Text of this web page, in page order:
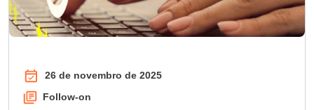
26 de novembro de 2025
Follow-on